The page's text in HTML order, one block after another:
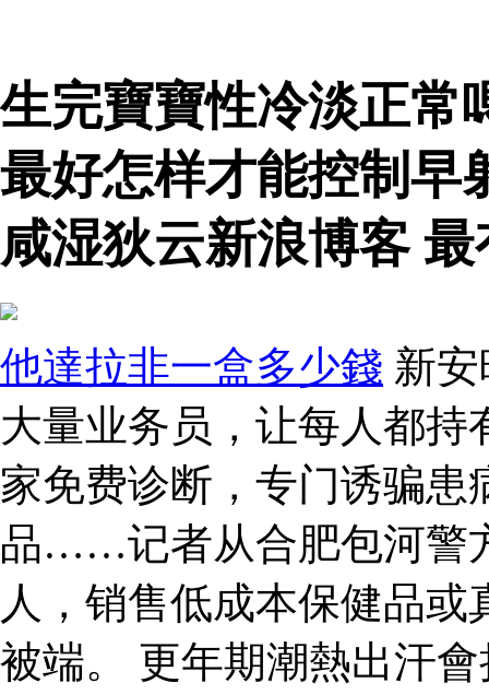
生完寶寶性冷淡正常
最好怎样才能控制早
咸湿狄云新浪博客
他達拉非一盒多少錢 新
大量业务员，让每人都持
家免费诊断，专门诱骗
品……记者从合肥包河警
人，销售低成本保健品
被端。 更年期潮熱出汗